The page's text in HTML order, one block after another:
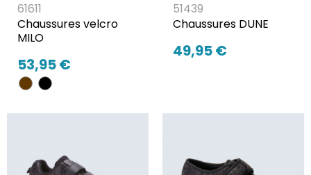
61611
Chaussures velcro
MILO
53,95 €
51439
Chaussures DUNE
49,95 €